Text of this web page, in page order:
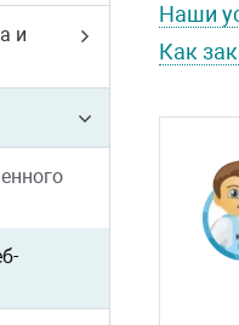
и
Наши
Как